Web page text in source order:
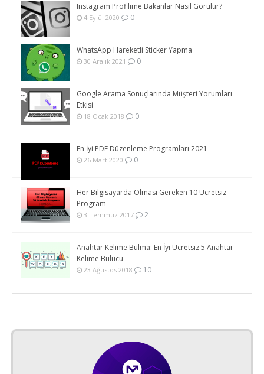
Instagram Profilime Bakanlar Nasıl Görülür?
4 Eylül 2020 0
WhatsApp Hareketli Sticker Yapma
30 Aralık 2021 0
Google Arama Sonuçlarında Müşteri Yorumları
Etkisi
18 Ocak 2018 0
En İyi PDF Düzenleme Programları 2021
26 Mart 2020 0
Her Bilgisayarda Olması Gereken 10 Ücretsiz
Program
3 Temmuz 2017 2
Anahtar Kelime Bulma: En İyi Ücretsiz 5 Anahtar
Kelime Bulucu
23 Ağustos 2018 10